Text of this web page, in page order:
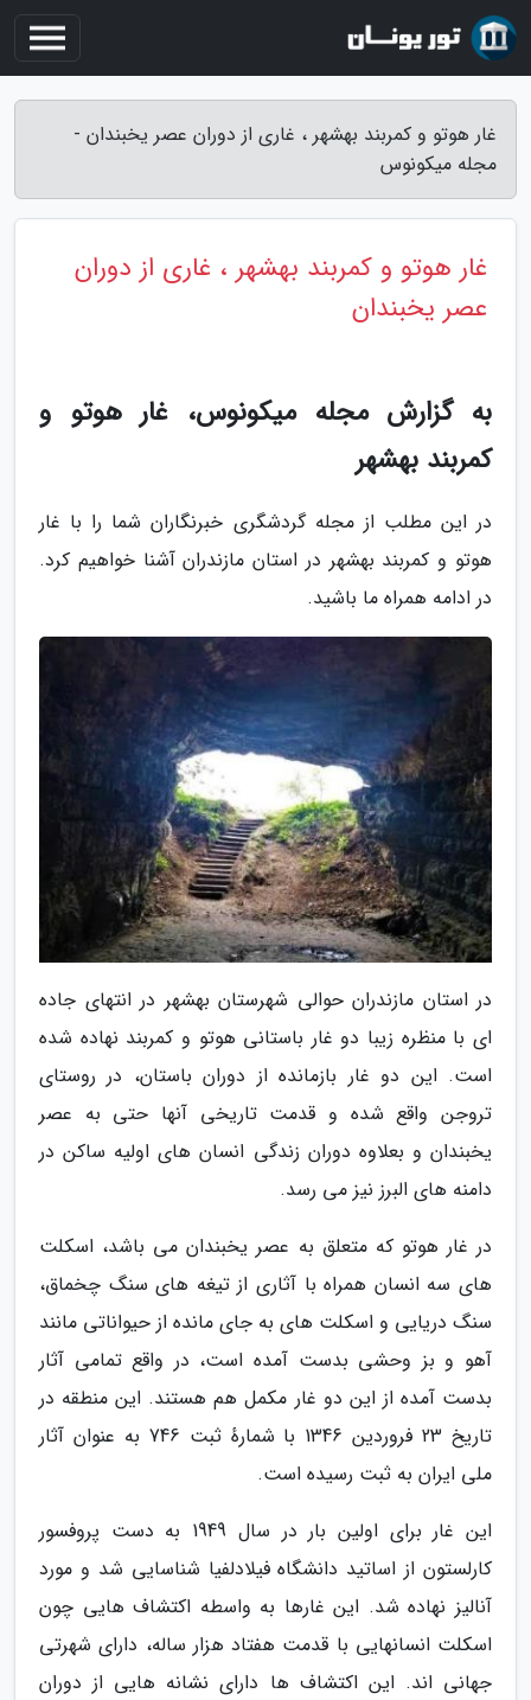
غار هوتو و کمربند بهشهر ، غاری از دوران عصر یخبندان -
مجله میکونوس
غار هوتو و کمربند بهشهر ، غاری از دوران
عصر یخبندان
به گزارش مجله میکونوس، غار هوتو و
کمربند بهشهر
در این مطلب از مجله گردشگری خبرنگاران شما را با غار
هوتو و کمربند بهشهر در استان مازندران آشنا خواهیم کرد.
در ادامه همراه ما باشید.
در استان مازندران حوالی شهرستان بهشهر در انتهای جاده
ای با منظره زیبا دو غار باستانی هوتو و کمربند نهاده شده
است. این دو غار بازمانده از دوران باستان، در روستای
تروجن واقع شده و قدمت تاریخی آنها حتی به عصر
یخبندان و بعلاوه دوران زندگی انسان های اولیه ساکن در
دامنه های البرز نیز می رسد.
در غار هوتو که متعلق به عصر یخبندان می باشد، اسکلت
های سه انسان همراه با آثاری از تیغه های سنگ چخماق،
سنگ دریایی و اسکلت های به جای مانده از حیواناتی مانند
آهو و بز وحشی بدست آمده است، در واقع تمامی آثار
بدست آمده از این دو غار مکمل هم هستند. این منطقه در
تاریخ 23 فروردین 1346 با شمارهٔ ثبت 746 به عنوان آثار
ملی ایران به ثبت رسیده است.
این غار برای اولین بار در سال 1949 به دست پروفسور
کارلستون از اساتید دانشگاه فیلادلفیا شناسایی شد و مورد
آنالیز نهاده شد. این غارها به واسطه اکتشاف هایی چون
اسکلت انسانهایی با قدمت هفتاد هزار ساله، دارای شهرتی
جهانی اند. این اکتشاف ها دارای نشانه هایی از دوران